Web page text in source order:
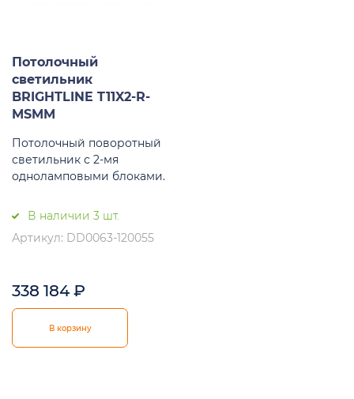
Потолочный
светильник
BRIGHTLINE T11X2-R-
MSMM
Потолочный поворотный
светильник с 2-мя
одноламповыми блоками.
В наличии 3 шт.
Артикул: DD0063-120055
338 184₽
В корзину